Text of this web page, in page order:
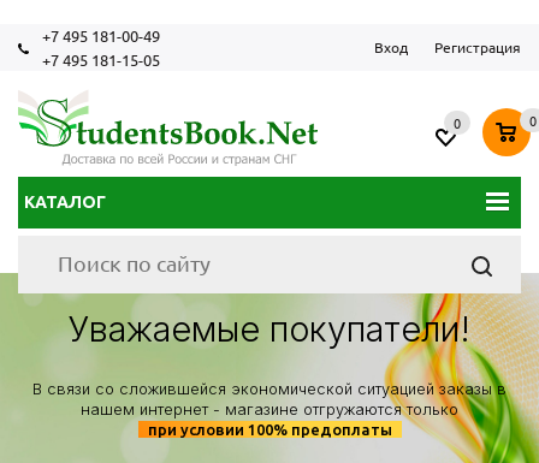
+7 495 181-00-49
+7 495 181-15-05
Вход Регистрация
КАТАЛОГ
0 0
Уважаемые покупатели!
В связи со сложившейся экономической ситуацией заказы в
нашем интернет - магазине отгружаются только
при условии 100% предоплаты